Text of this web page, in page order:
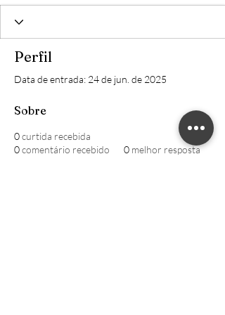
Perfil
Data de entrada: 24 de jun. de 2025
Sobre
0curtida recebida
0comentário recebido 0 melhor resposta